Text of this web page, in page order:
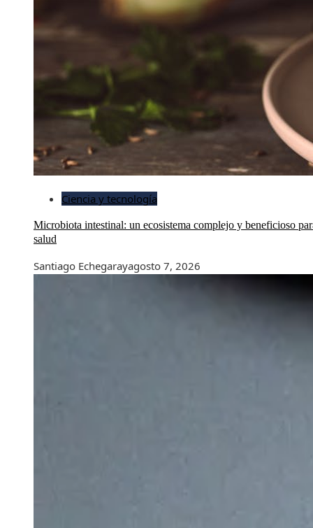
Ciencia y tecnología
Microbiota intestinal: un ecosistema complejo y beneficioso
salud
Santiago Echegarayagosto 7, 2026